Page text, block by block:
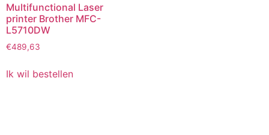
Multifunctional Laser
printer Brother MFC-
L5710DW
€489,63
Ik wil bestellen